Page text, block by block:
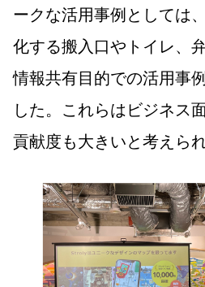
ークな活用事例としては
化する搬入口やトイレ、
情報共有目的での活用事
した。これらはビジネス
貢献度も大きいと考えら